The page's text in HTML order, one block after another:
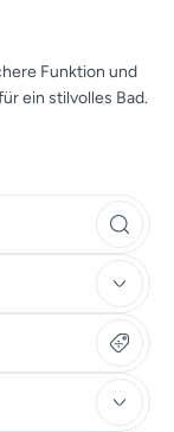
Funktion und
ein stilvolles Bad.